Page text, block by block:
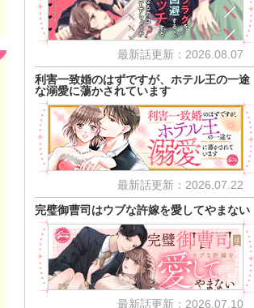
最新話更新：2026.08.07
利害一致婚のはずですが、ホテル王の一途
な溺愛に蕩かされています
最新話更新：2026.07.22
完璧御曹司はウブな許嫁を愛してやまない
最新話更新：2026.07.10